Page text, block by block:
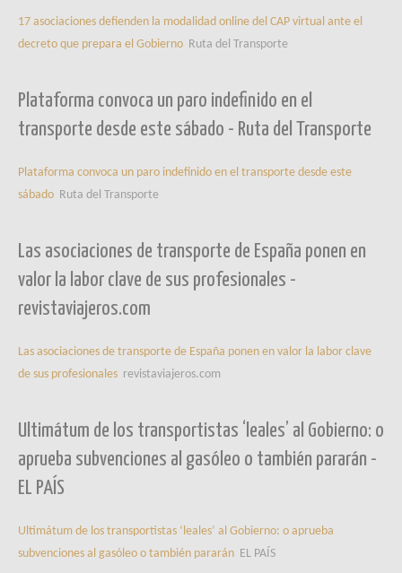
17 asociaciones defienden la modalidad online del CAP virtual ante el
decreto que prepara el Gobierno Ruta del Transporte
Plataforma convoca un paro indefinido en el
transporte desde este sábado - Ruta del Transporte
Plataforma convoca un paro indefinido en el transporte desde este
sábado Ruta del Transporte
Las asociaciones de transporte de España ponen en
valor la labor clave de sus profesionales -
revistaviajeros.com
Las asociaciones de transporte de España ponen en valor la labor clave
de sus profesionales revistaviajeros.com
Ultimátum de los transportistas ‘leales’ al Gobierno: o
aprueba subvenciones al gasóleo o también pararán -
EL PAÍS
Ultimátum de los transportistas ‘leales’ al Gobierno: o aprueba
subvenciones al gasóleo o también pararán EL PAÍS